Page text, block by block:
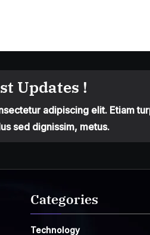
Updates !
adipiscing elit. Etiam
sed dignissim, metus.
Categories
Technology